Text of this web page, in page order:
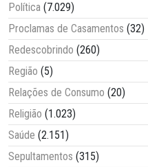
Política (7.029)
Proclamas de Casamentos (32)
Redescobrindo (260)
Região (5)
Relações de Consumo (20)
Religião (1.023)
Saúde (2.151)
Sepultamentos (315)